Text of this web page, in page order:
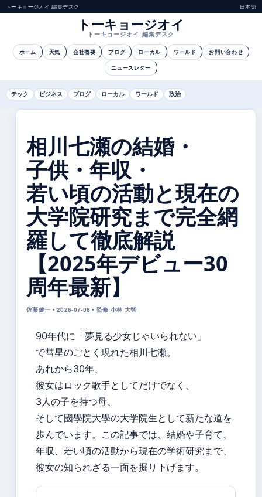
トーキョージオイ 編集デスク 日本語
トーキョージオイ
トーキョージオイ 編集デスク
ホーム 天気 会社概要 ブログ ローカル ワールド お問い合わせ
ニュースレター
テック ビジネス ブログ ローカル ワールド 政治
相川七瀬の結婚・
子供・年収・
若い頃の活動と現在の
大学院研究まで完全網
羅して徹底解説
【2025年デビュー30
周年最新】
佐藤健一 • 2026-07-08 • 監修 小林 大智
90年代に「夢見る少女じゃいられない」
で彗星のごとく現れた相川七瀬。
あれから30年、
彼女はロック歌手としてだけでなく、
3人の子を持つ母、
そして國學院大學の大学院生として新たな道を
歩んでいます。この記事では、結婚や子育て、
年収、若い頃の活動から現在の学術研究まで、
彼女の知られざる一面を掘り下げます。